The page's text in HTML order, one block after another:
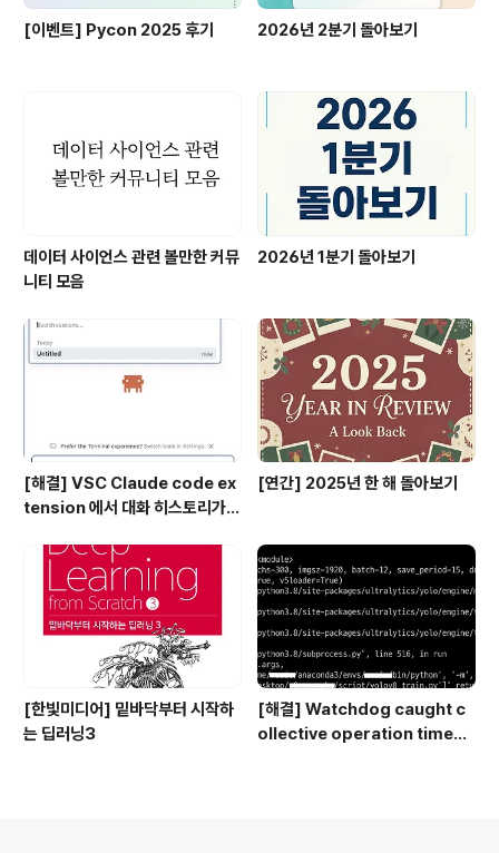
[이벤트] Pycon 2025 후기 2026년 2분기 돌아보기
데이터 사이언스 관련 볼만한 커뮤
니티 모음
2026년 1분기 돌아보기
[해결] VSC Claude code ex
tension 에서 대화 히스토리가
[연간] 2025년 한 해 돌아보기
[한빛미디어] 밑바닥부터 시작하
는 딥러닝3
[해결] Watchdog caught c
ollective operation timeou